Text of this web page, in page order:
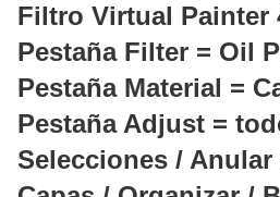
Filtro Virtual Painter
Pestaña Filter = Oil
Pestaña Material =
Pestaña Adjust =
Selecciones /